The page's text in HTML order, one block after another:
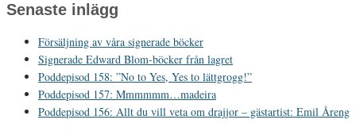
Senaste inlägg
Försäljning av våra signerade böcker
Signerade Edward Blom-böcker från lagret
Poddepisod 158: ”No to Yes, Yes to lättgrogg!”
Poddepisod 157: Mmmmmm…madeira
Poddepisod 156: Allt du vill veta om drajjor – gästartist: Emil Åreng